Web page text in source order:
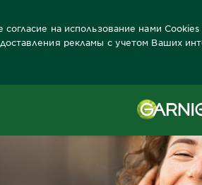
на использование нами
рекламы с учетом Ваших